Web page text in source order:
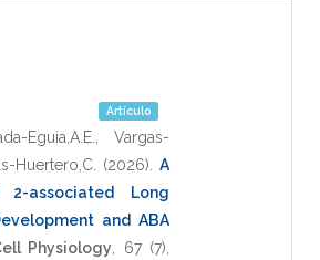
Artículo
Eguia,A.E. ,Vargas-
Huertero,C. (2026)
A
2-associated Long
and ABA
Physiology 67(7),